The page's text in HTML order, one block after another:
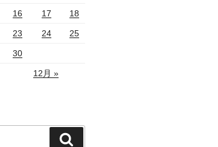
16 17 18
23 24 25
30
12月 »